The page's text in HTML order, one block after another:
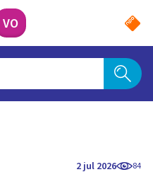
VO
2 jul 2026 84